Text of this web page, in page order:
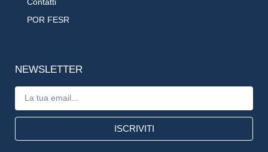
POR FESR
NEWSLETTER
ISCRIVITI